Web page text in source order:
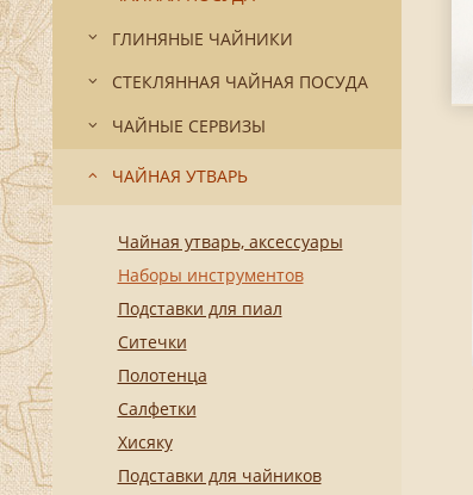
ГЛИНЯНЫЕ ЧАЙНИКИ
СТЕКЛЯННАЯ ЧАЙНАЯ ПОСУДА
ЧАЙНЫЕ СЕРВИЗЫ
ЧАЙНАЯ УТВАРЬ
Чайная утварь, аксессуары
Наборы инструментов
Подставки для пиал
Ситечки
Полотенца
Салфетки
Хисяку
Подставки для чайников